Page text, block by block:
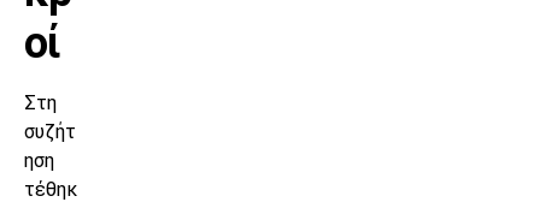
οί
Στη
συζήτ
ηση
τέθηκ